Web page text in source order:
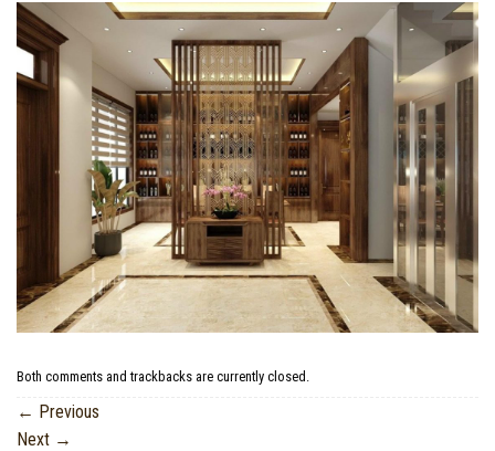
Both comments and trackbacks are currently closed.
← Previous
Next →